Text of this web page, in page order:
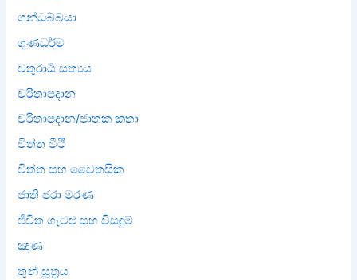
ගන්ධබ්බයා
ගුණධර්ම
චතුරාර්‍ය සත්‍යය
චරිතාපදාන
චරිතාපදාන/ජාතක කතා
චිත්ත වීථි
චිත්ත සහ චෛතසික
ජාති ජරා මරණ
ජීවිත ගැටළු සහ විසඳුම්
ඤාණ
තුන් සූත්‍රය